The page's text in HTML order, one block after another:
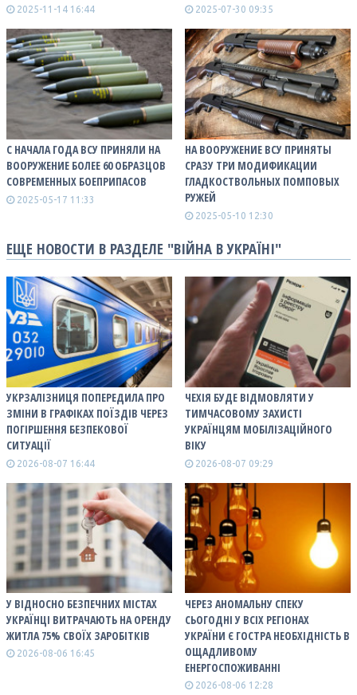
2025-11-14 16:44 2025-07-30 09:35
С НАЧАЛА ГОДА ВСУ ПРИНЯЛИ НА
ВООРУЖЕНИЕ БОЛЕЕ 60 ОБРАЗЦОВ
СОВРЕМЕННЫХ БОЕПРИПАСОВ
2025-05-17 11:33
НА ВООРУЖЕНИЕ ВСУ ПРИНЯТЫ
СРАЗУ ТРИ МОДИФИКАЦИИ
ГЛАДКОСТВОЛЬНЫХ ПОМПОВЫХ
РУЖЕЙ
2025-05-10 12:30
ЕЩЕ НОВОСТИ В РАЗДЕЛЕ "ВІЙНА В УКРАЇНІ"
УКРЗАЛІЗНИЦЯ ПОПЕРЕДИЛА ПРО
ЗМІНИ В ГРАФІКАХ ПОЇЗДІВ ЧЕРЕЗ
ПОГІРШЕННЯ БЕЗПЕКОВОЇ
СИТУАЦІЇ
2026-08-07 16:44
ЧЕХІЯ БУДЕ ВІДМОВЛЯТИ У
ТИМЧАСОВОМУ ЗАХИСТІ
УКРАЇНЦЯМ МОБІЛІЗАЦІЙНОГО
ВІКУ
2026-08-07 09:29
У ВІДНОСНО БЕЗПЕЧНИХ МІСТАХ
УКРАЇНЦІ ВИТРАЧАЮТЬ НА ОРЕНДУ
ЖИТЛА 75% СВОЇХ ЗАРОБІТКІВ
2026-08-06 16:45
ЧЕРЕЗ АНОМАЛЬНУ СПЕКУ
СЬОГОДНІ У ВСІХ РЕГІОНАХ
УКРАЇНИ Є ГОСТРА НЕОБХІДНІСТЬ В
ОЩАДЛИВОМУ
ЕНЕРГОСПОЖИВАННІ
2026-08-06 12:28